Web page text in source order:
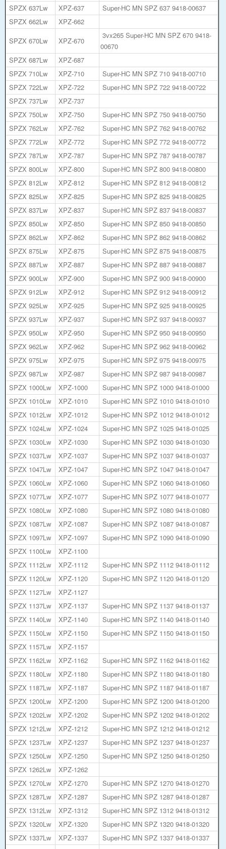
SPZX 637Lw
XPZ-637
Super-HC MN SPZ 637 9418-00637
SPZX 662Lw
XPZ-662
SPZX 670Lw
XPZ-670
3vx265 Super-HC MN SPZ 670 9418-
00670
SPZX 687Lw
XPZ-687
SPZX 710Lw
XPZ-710
Super-HC MN SPZ 710 9418-00710
SPZX 722Lw
XPZ-722
Super-HC MN SPZ 722 9418-00722
SPZX 737Lw
XPZ-737
SPZX 750Lw
XPZ-750
Super-HC MN SPZ 750 9418-00750
SPZX 762Lw
XPZ-762
Super-HC MN SPZ 762 9418-00762
SPZX 772Lw
XPZ-772
Super-HC MN SPZ 772 9418-00772
SPZX 787Lw
XPZ-787
Super-HC MN SPZ 787 9418-00787
SPZX 800Lw
XPZ-800
Super-HC MN SPZ 800 9418-00800
SPZX 812Lw
XPZ-812
Super-HC MN SPZ 812 9418-00812
SPZX 825Lw
XPZ-825
Super-HC MN SPZ 825 9418-00825
SPZX 837Lw
XPZ-837
Super-HC MN SPZ 837 9418-00837
SPZX 850Lw
XPZ-850
Super-HC MN SPZ 850 9418-00850
SPZX 862Lw
XPZ-862
Super-HC MN SPZ 862 9418-00862
SPZX 875Lw
XPZ-875
Super-HC MN SPZ 875 9418-00875
SPZX 887Lw
XPZ-887
Super-HC MN SPZ 887 9418-00887
SPZX 900Lw
XPZ-900
Super-HC MN SPZ 900 9418-00900
SPZX 912Lw
XPZ-912
Super-HC MN SPZ 912 9418-00912
SPZX 925Lw
XPZ-925
Super-HC MN SPZ 925 9418-00925
SPZX 937Lw
XPZ-937
Super-HC MN SPZ 937 9418-00937
SPZX 950Lw
XPZ-950
Super-HC MN SPZ 950 9418-00950
SPZX 962Lw
XPZ-962
Super-HC MN SPZ 962 9418-00962
SPZX 975Lw
XPZ-975
Super-HC MN SPZ 975 9418-00975
SPZX 987Lw
XPZ-987
Super-HC MN SPZ 987 9418-00987
SPZX 1000Lw
XPZ-1000
Super-HC MN SPZ 1000 9418-01000
SPZX 1010Lw
XPZ-1010
Super-HC MN SPZ 1010 9418-01010
SPZX 1012Lw
XPZ-1012
Super-HC MN SPZ 1012 9418-01012
SPZX 1024Lw
XPZ-1024
Super-HC MN SPZ 1025 9418-01025
SPZX 1030Lw
XPZ-1030
Super-HC MN SPZ 1030 9418-01030
SPZX 1037Lw
XPZ-1037
Super-HC MN SPZ 1037 9418-01037
SPZX 1047Lw
XPZ-1047
Super-HC MN SPZ 1047 9418-01047
SPZX 1060Lw
XPZ-1060
Super-HC MN SPZ 1060 9418-01060
SPZX 1077Lw
XPZ-1077
Super-HC MN SPZ 1077 9418-01077
SPZX 1080Lw
XPZ-1080
Super-HC MN SPZ 1080 9418-01080
SPZX 1087Lw
XPZ-1087
Super-HC MN SPZ 1087 9418-01087
SPZX 1097Lw
XPZ-1097
Super-HC MN SPZ 1090 9418-01090
SPZX 1100Lw
XPZ-1100
SPZX 1112Lw
XPZ-1112
Super-HC MN SPZ 1112 9418-01112
SPZX 1120Lw
XPZ-1120
Super-HC MN SPZ 1120 9418-01120
SPZX 1127Lw
XPZ-1127
SPZX 1137Lw
XPZ-1137
Super-HC MN SPZ 1137 9418-01137
SPZX 1140Lw
XPZ-1140
Super-HC MN SPZ 1140 9418-01140
SPZX 1150Lw
XPZ-1150
Super-HC MN SPZ 1150 9418-01150
SPZX 1157Lw
XPZ-1157
SPZX 1162Lw
XPZ-1162
Super-HC MN SPZ 1162 9418-01162
SPZX 1180Lw
XPZ-1180
Super-HC MN SPZ 1180 9418-01180
SPZX 1187Lw
XPZ-1187
Super-HC MN SPZ 1187 9418-01187
SPZX 1200Lw
XPZ-1200
Super-HC MN SPZ 1200 9418-01200
SPZX 1202Lw
XPZ-1202
Super-HC MN SPZ 1202 9418-01202
SPZX 1212Lw
XPZ-1212
Super-HC MN SPZ 1212 9418-01212
SPZX 1237Lw
XPZ-1237
Super-HC MN SPZ 1237 9418-01237
SPZX 1250Lw
XPZ-1250
Super-HC MN SPZ 1250 9418-01250
SPZX 1262Lw
XPZ-1262
SPZX 1270Lw
XPZ-1270
Super-HC MN SPZ 1270 9418-01270
SPZX 1287Lw
XPZ-1287
Super-HC MN SPZ 1287 9418-01287
SPZX 1312Lw
XPZ-1312
Super-HC MN SPZ 1312 9418-01312
SPZX 1320Lw
XPZ-1320
Super-HC MN SPZ 1320 9418-01320
SPZX 1337Lw
XPZ-1337
Super-HC MN SPZ 1337 9418-01337